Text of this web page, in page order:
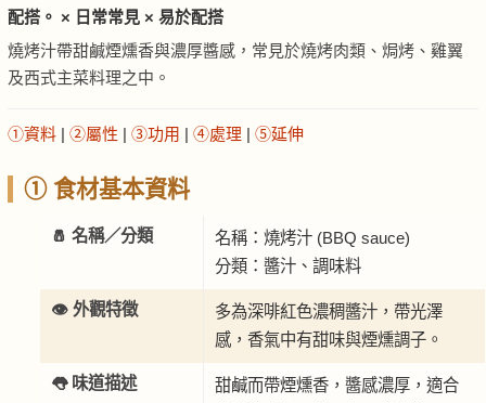
配搭。 × 日常常見 × 易於配搭
燒烤汁帶甜鹹煙燻香與濃厚醬感，常見於燒烤肉類、焗烤、雞翼
及西式主菜料理之中。
①資料 | ②屬性 | ③功用 | ④處理 | ⑤延伸
① 食材基本資料
🧂 名稱／分類
名稱：燒烤汁 (BBQ sauce)
分類：醬汁、調味料
👁️ 外觀特徵
多為深啡紅色濃稠醬汁，帶光澤
感，香氣中有甜味與煙燻調子。
👅 味道描述
甜鹹而帶煙燻香，醬感濃厚，適合